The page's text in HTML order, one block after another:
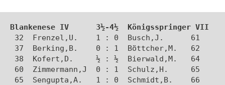
Blankenese IV      3½-4½  Königsspringer VII
32  Frenzel,U.    1 : 0  Busch,J.      61
37  Berking,B.    0 : 1  Böttcher,M.   62
38  Kofert,D.     ½ : ½  Bierwald,M.   64
60  Zimmermann,J  0 : 1  Schulz,H.     65
65  Sengupta,A.   1 : 0  Schmidt,B.    66